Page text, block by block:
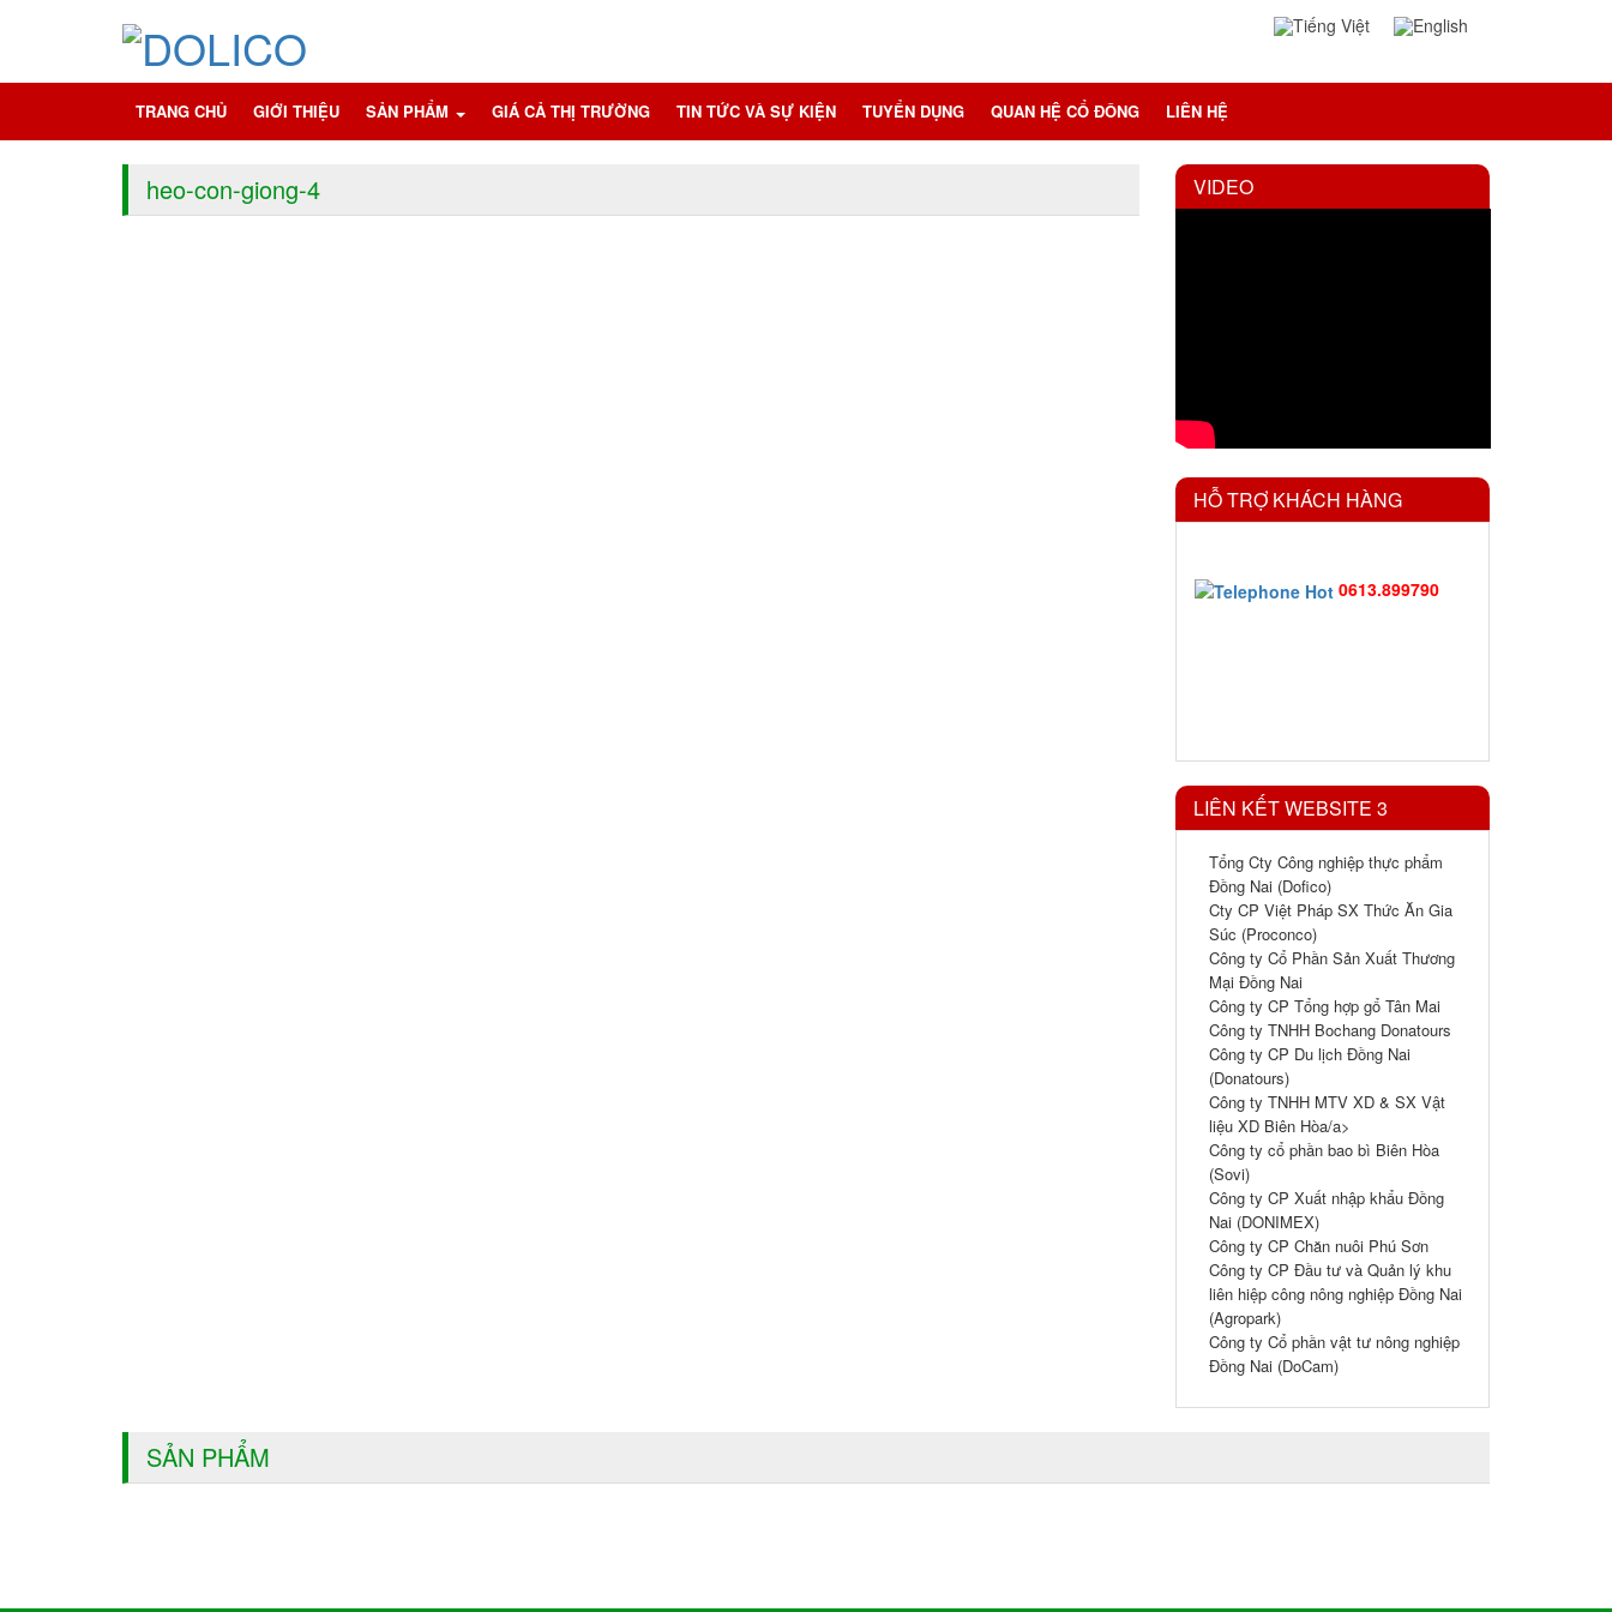
TRANG CHỦ GIỚI THIỆU SẢN PHẨM GIÁ CẢ THỊ TRƯỜNG TIN TỨC VÀ SỰ KIỆN TUYỂN DỤNG QUAN HỆ CỔ ĐÔNG LIÊN HỆ
heo-con-giong-4 VIDEO
HỖ TRỢ KHÁCH HÀNG
0613.899790
LIÊN KẾT WEBSITE 3
Tổng Cty Công nghiệp thực phẩm
Đồng Nai (Dofico)
Cty CP Việt Pháp SX Thức Ăn Gia
Súc (Proconco)
Công ty Cổ Phần Sản Xuất Thương
Mại Đồng Nai
Công ty CP Tổng hợp gổ Tân Mai
Công ty TNHH Bochang Donatours
Công ty CP Du lịch Đồng Nai
(Donatours)
Công ty TNHH MTV XD & SX Vật
liệu XD Biên Hòa/a>
Công ty cổ phần bao bì Biên Hòa
(Sovi)
Công ty CP Xuất nhập khẩu Đồng
Nai (DONIMEX)
Công ty CP Chăn nuôi Phú Sơn
Công ty CP Đầu tư và Quản lý khu
liên hiệp công nông nghiệp Đồng Nai
(Agropark)
Công ty Cổ phần vật tư nông nghiệp
Đồng Nai (DoCam)
SẢN PHẨM